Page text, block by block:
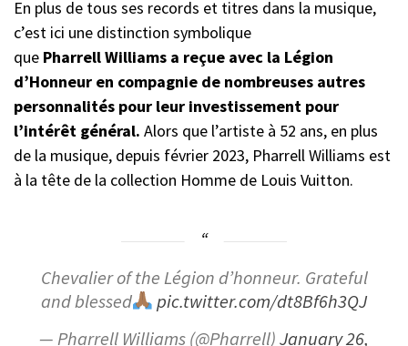
En plus de tous ses records et titres dans la musique,
c’est ici une distinction symbolique
que Pharrell Williams a reçue avec la Légion
d’Honneur en compagnie de nombreuses autres
personnalités pour leur investissement pour
l’intérêt général. Alors que l’artiste à 52 ans, en plus
de la musique, depuis février 2023, Pharrell Williams est
à la tête de la collection Homme de Louis Vuitton.
Chevalier of the Légion d’honneur. Grateful
and blessed
pic.twitter.com/dt8Bf6h3QJ
— Pharrell Williams (@Pharrell)January 26,